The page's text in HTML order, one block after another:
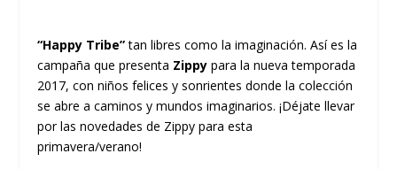
“Happy Tribe”tan libres como la imaginación. Así es la
campaña que presenta Zippy para la nueva temporada
2017, con niños felices y sonrientes donde la colección
se abre a caminos y mundos imaginarios. ¡Déjate llevar
por las novedades de Zippy para esta
primavera/verano!